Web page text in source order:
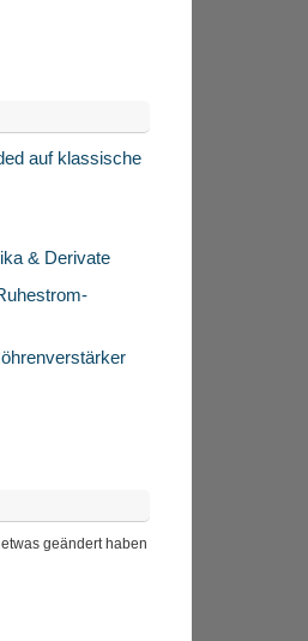
auf klassische
& Derivate
geändert haben